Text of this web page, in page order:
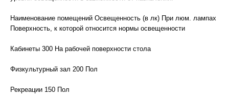
Наименование помещений Освещенность (в лк) При люм. лампах
Поверхность, к которой относится нормы освещенности
Кабинеты 300 На рабочей поверхности стола
Физкультурный зал 200 Пол
Рекреации 150 Пол